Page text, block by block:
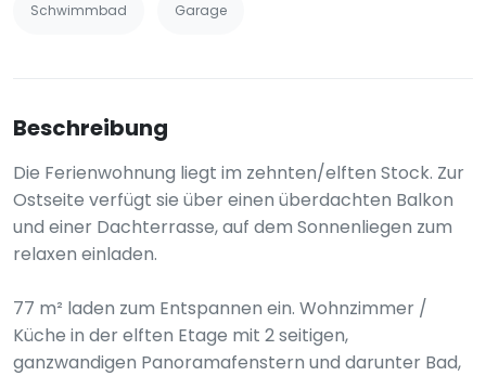
Schwimmbad Garage
Beschreibung
Die Ferienwohnung liegt im zehnten/elften Stock. Zur
Ostseite verfügt sie über einen überdachten Balkon
und einer Dachterrasse, auf dem Sonnenliegen zum
relaxen einladen.
77 m² laden zum Entspannen ein. Wohnzimmer /
Küche in der elften Etage mit 2 seitigen,
ganzwandigen Panoramafenstern und darunter Bad,